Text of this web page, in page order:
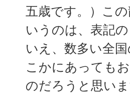
五歳です。）こ
いうのは、表記
いえ、数多い全
こかにあっても
のだろうと思い